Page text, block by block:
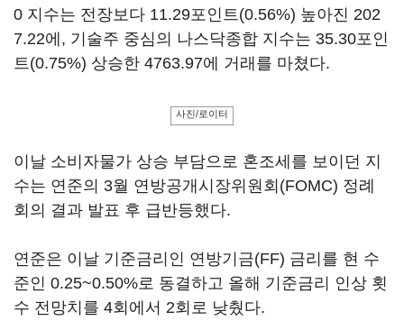
0 지수는 전장보다 11.29포인트(0.56%) 높아진 202
7.22에, 기술주 중심의 나스닥종합 지수는 35.30포인
트(0.75%) 상승한 4763.97에 거래를 마쳤다.
사진/로이터
이날 소비자물가 상승 부담으로 혼조세를 보이던 지
수는 연준의 3월 연방공개시장위원회(FOMC) 정례
회의 결과 발표 후 급반등했다.
연준은 이날 기준금리인 연방기금(FF) 금리를 현 수
준인 0.25~0.50%로 동결하고 올해 기준금리 인상 횟
수 전망치를 4회에서 2회로 낮췄다.